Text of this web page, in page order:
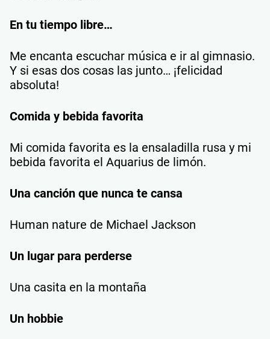
En tu tiempo libre…
Me encanta escuchar música e ir al gimnasio.
Y si esas dos cosas las junto… ¡felicidad
absoluta!
Comida y bebida favorita
Mi comida favorita es la ensaladilla rusa y mi
bebida favorita el Aquarius de limón.
Una canción que nunca te cansa
Human nature de Michael Jackson
Un lugar para perderse
Una casita en la montaña
Un hobbie